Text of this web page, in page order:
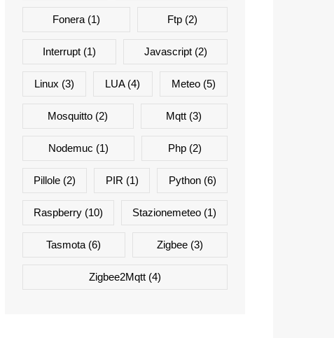
]) ;
al bot e non al canale
Fonera(1) Ftp(2)
Interrupt(1) Javascript(2)
Linux (3) LUA(4) Meteo(5)
Mosquitto (2) Mqtt (3)
Nodemuc (1) Php(2)
Pillole (2) PIR (1) Python(6)
Raspberry(10) Stazionemeteo(1)
Tasmota (6) Zigbee (3)
Zigbee2Mqtt(4)